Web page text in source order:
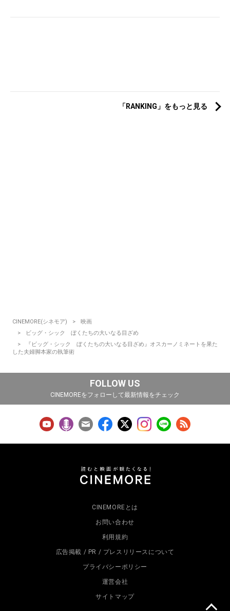
「RANKING」をもっと見る
CINEMORE(シネモア)
映画
ビッグ・シック ぼくたちの大いなる目ざめ
『ビッグ・シック ぼくたちの大いなる目ざめ』オスカーノミネートを果た
した夫婦脚本家の執筆術
FOLLOW US
CINEMOREをフォローして最新情報をチェック
CINEMOREとは
お問い合わせ
利用規約
広告掲載 / PR / プレスリリースについて
プライバシーポリシー
運営会社
サイトマップ